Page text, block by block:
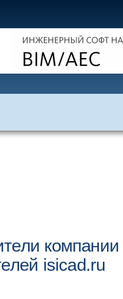
компании
isicad.ru